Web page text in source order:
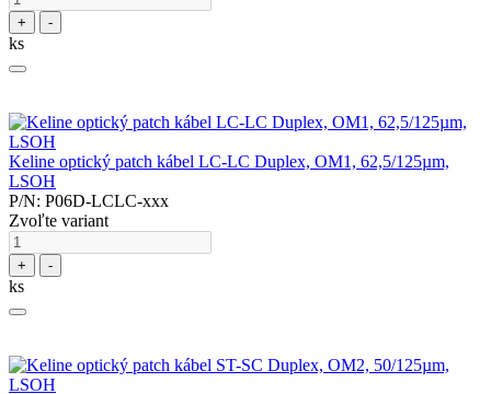
+ -
ks
Keline optický patch kábel LC-LC Duplex, OM1, 62,5/125µm,
LSOH
P/N: P06D-LCLC-xxx
Zvoľte variant
+ -
ks